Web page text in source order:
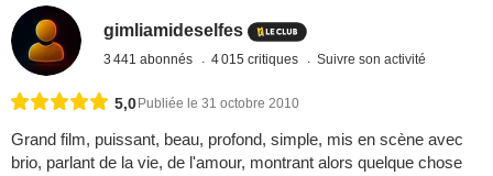
gimliamideselfes
3 441 abonnés 4 015 critiques Suivre son activité
5,0 Publiée le 31 octobre 2010
Grand film, puissant, beau, profond, simple, mis en scène avec
brio, parlant de la vie, de l'amour, montrant alors quelque chose